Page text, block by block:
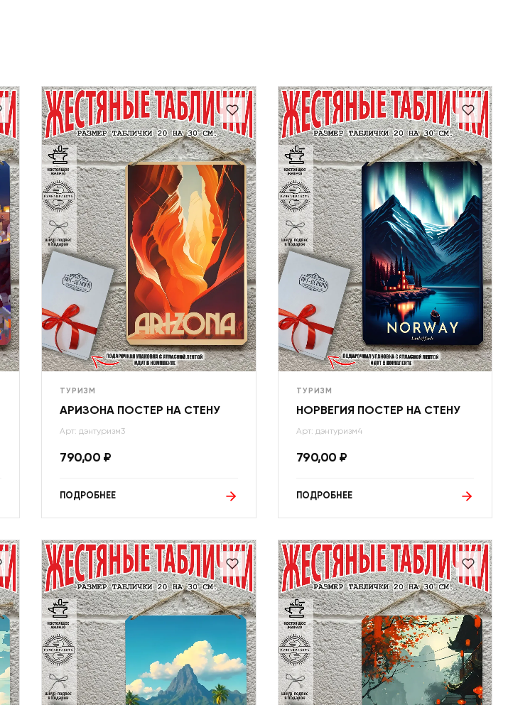
ТУРИЗМ
АРИЗОНА ПОСТЕР НА СТЕНУ
Арт: дэнтуризм3
790,00 ₽
ПОДРОБНЕЕ
ТУРИЗМ
НОРВЕГИЯ ПОСТЕР НА СТЕНУ
Арт: дэнтуризм4
790,00 ₽
ПОДРОБНЕЕ